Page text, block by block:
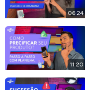
06:24
11:20